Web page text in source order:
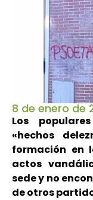
8 de enero de
Los
«hechos
formación en
actos
sede y no
de otros